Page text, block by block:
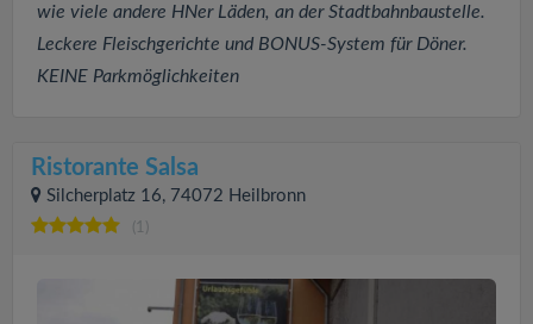
wie viele andere HNer Läden, an der Stadtbahnbaustelle.
Leckere Fleischgerichte und BONUS-System für Döner.
KEINE Parkmöglichkeiten
Ristorante Salsa
Silcherplatz 16, 74072 Heilbronn
(1)